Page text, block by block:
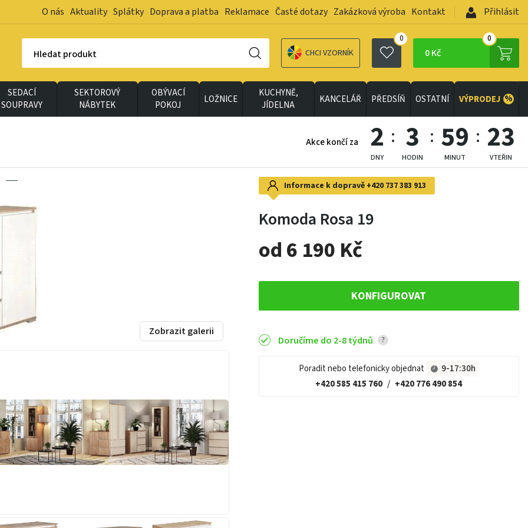
O nás Aktuality Splátky Doprava a platba Reklamace Časté dotazy Zakázková výroba Kontakt Přihlásit
Hledat produkt CHCI VZORNÍK
0
0 Kč
0
SEDACÍ
SOUPRAVY
SEKTOROVÝ
NÁBYTEK
OBÝVACÍ
POKOJ
LOŽNICE
KUCHYNĚ,
JÍDELNA
KANCELÁŘ PŘEDSÍŇ OSTATNÍ VÝPRODEJ %
Akce končí za 2
DNY
3
HODIN
59
MINUT
22
VTEŘIN
Informace k dopravě +420 737 383 913
Komoda Rosa 19
od 6 190 Kč
KONFIGUROVAT
Doručíme do 2-8 týdnů ?
Poradit nebo telefonicky objednat
9-17:30h
+420 585 415 760 / +420 776 490 854
Zobrazit galerii